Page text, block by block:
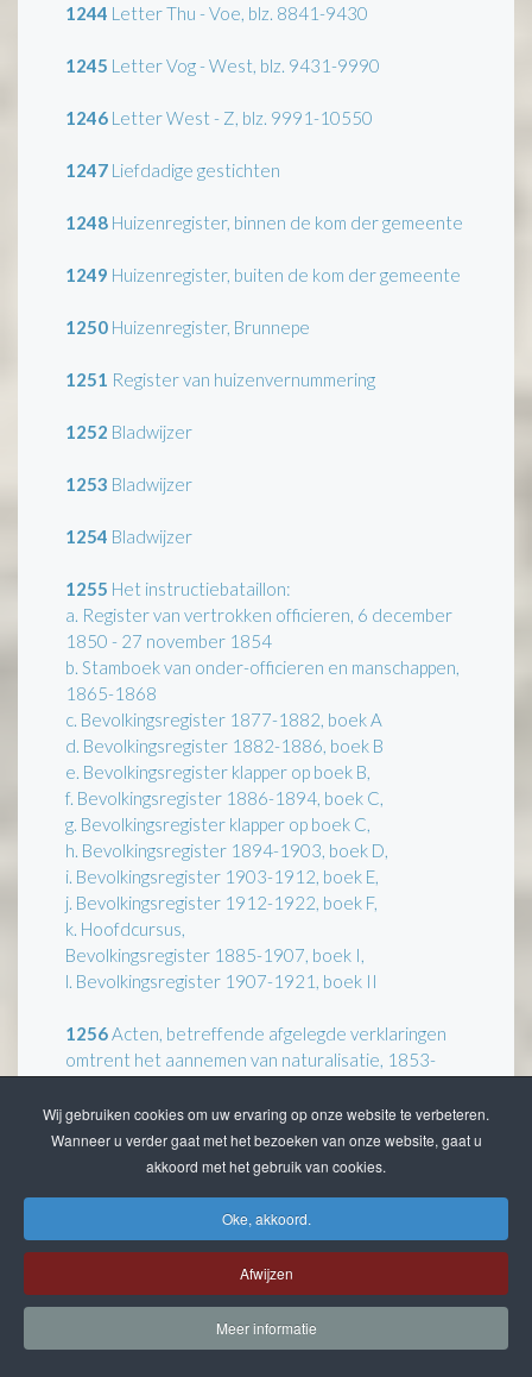
1244 Letter Thu - Voe, blz. 8841-9430
1245 Letter Vog - West, blz. 9431-9990
1246 Letter West - Z, blz. 9991-10550
1247 Liefdadige gestichten
1248 Huizenregister, binnen de kom der gemeente
1249 Huizenregister, buiten de kom der gemeente
1250 Huizenregister, Brunnepe
1251 Register van huizenvernummering
1252 Bladwijzer
1253 Bladwijzer
1254 Bladwijzer
1255 Het instructiebataillon:
a. Register van vertrokken officieren, 6 december
1850 - 27 november 1854
b. Stamboek van onder-officieren en manschappen,
1865-1868
c. Bevolkingsregister 1877-1882, boek A
d. Bevolkingsregister 1882-1886, boek B
e. Bevolkingsregister klapper op boek B,
f. Bevolkingsregister 1886-1894, boek C,
g. Bevolkingsregister klapper op boek C,
h. Bevolkingsregister 1894-1903, boek D,
i. Bevolkingsregister 1903-1912, boek E,
j. Bevolkingsregister 1912-1922, boek F,
k. Hoofdcursus,
Bevolkingsregister 1885-1907, boek I,
l. Bevolkingsregister 1907-1921, boek II
1256Acten, betreffende afgelegde verklaringen
omtrent het aannemen van naturalisatie, 1853-
1257Agenda van uitgegeven extracten, 1854-
Register van afgegeven certificaten van
Nederlanderschap, goed gedrag en onvermogen,
Trouwformulieren, c.a. 1870.
Wij gebruiken cookies om uw ervaring op onze website te verbeteren.
Wanneer u verder gaat met het bezoeken van onze website, gaat u
akkoord met het gebruik van cookies.
Oke, akkoord.
Afwijzen
Meer informatie